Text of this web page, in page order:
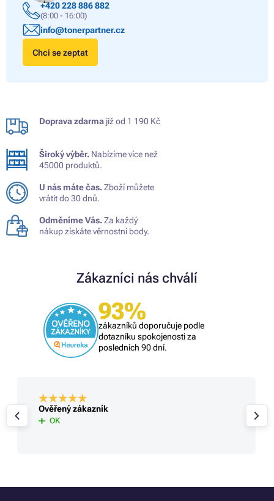
+420 228 886 882
(8:00 - 16:00)
info@tonerpartner.cz
Chci se zeptat
Doprava zdarma již od 1 190 Kč
Široký výběr. Nabízíme více než
45000 produktů.
U nás máte čas.Zboží můžete
vrátit do 30 dnů.
Odměníme Vás.Za každý
nákup získáte věrnostní body.
Zákazníci nás chválí
93%
zákazníků doporučuje podle
dotazníku spokojenosti za
posledních 90 dní.
Ověřený zákazník
OK